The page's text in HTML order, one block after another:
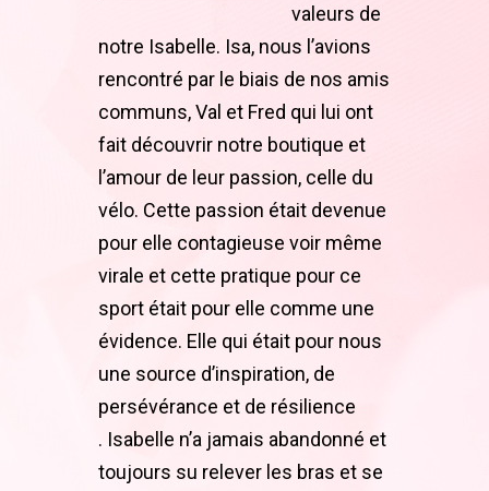
valeurs de
notre Isabelle. Isa, nous l’avions
rencontré par le biais de nos amis
communs, Val et Fred qui lui ont
fait découvrir notre boutique et
l’amour de leur passion, celle du
vélo. Cette passion était devenue
pour elle contagieuse voir même
virale et cette pratique pour ce
sport était pour elle comme une
évidence. Elle qui était pour nous
une source d’inspiration, de
persévérance et de résilience
. Isabelle n’a jamais abandonné et
toujours su relever les bras et se